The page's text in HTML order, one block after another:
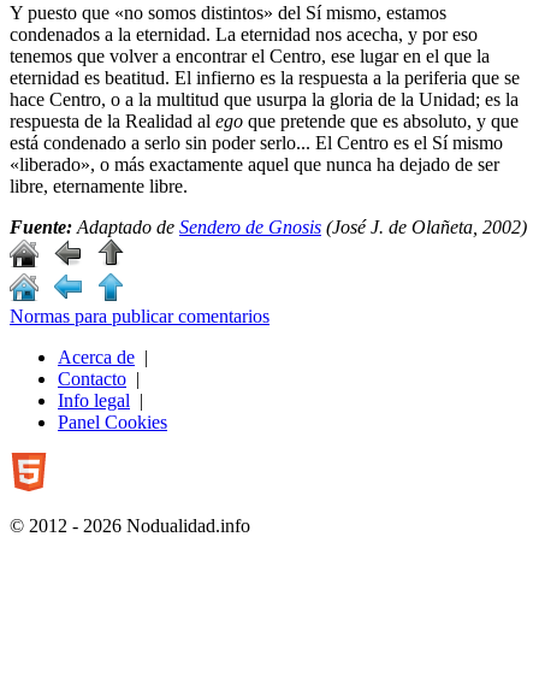
Y puesto que «no somos distintos» del Sí mismo, estamos
condenados a la eternidad. La eternidad nos acecha, y por eso
tenemos que volver a encontrar el Centro, ese lugar en el que la
eternidad es beatitud. El infierno es la respuesta a la periferia que se
hace Centro, o a la multitud que usurpa la gloria de la Unidad; es la
respuesta de la Realidad al ego que pretende que es absoluto, y que
está condenado a serlo sin poder serlo... El Centro es el Sí mismo
«liberado», o más exactamente aquel que nunca ha dejado de ser
libre, eternamente libre.
Fuente: Adaptado de Sendero de Gnosis (José J. de Olañeta, 2002)
Normas para publicar comentarios
Acerca de |
Contacto |
Info legal |
Panel Cookies
© 2012 - 2026 Nodualidad.info